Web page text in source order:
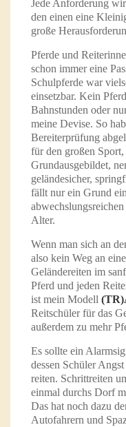
Jede Anforderung
den einen eine
große
Pferde und
schon immer eine
Schulpferde war
einsetzbar. Kein
Bahnstunden oder
meine Devise. So
Bereiterprüfung
für den großen
Grundausgebildet,
geländesicher,
fällt nur ein Grund
Alter.
Wenn man sich an
also kein Weg an
Geländereiten im
Pferd und jeden
ist mein Modell
Reitschüler für das
außerdem zu mehr
Es sollte ein
dessen Schüler
reiten. Schrittreiten
einmal durchs Dorf
Das hat noch dazu
Autofahrern und